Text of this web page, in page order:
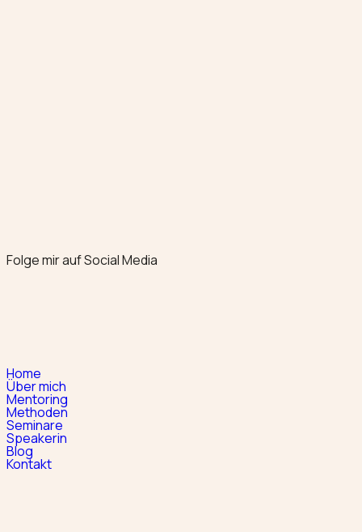
Folge mir auf Social Media
Home
Über mich
Mentoring
Methoden
Seminare
Speakerin
Blog
Kontakt